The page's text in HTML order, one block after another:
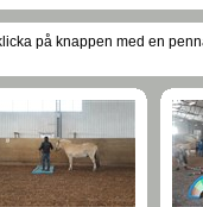
på knappen med en